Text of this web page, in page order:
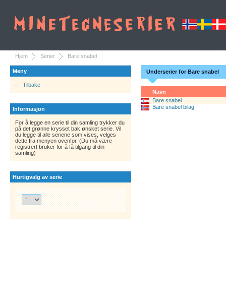
Hjem Serier Bare snabel
Meny
Tilbake
Informasjon
For å legge en serie til din samling trykker du
på det grønne krysset bak ønsket serie. Vil
du legge til alle seriene som vises, velges
dette fra menyen ovenfor. (Du må være
registrert bruker for å få tilgang til din
samling)
Hurtigvalg av serie
Underserier for Bare snabel
Navn
Bare snabel
Bare snabel bilag